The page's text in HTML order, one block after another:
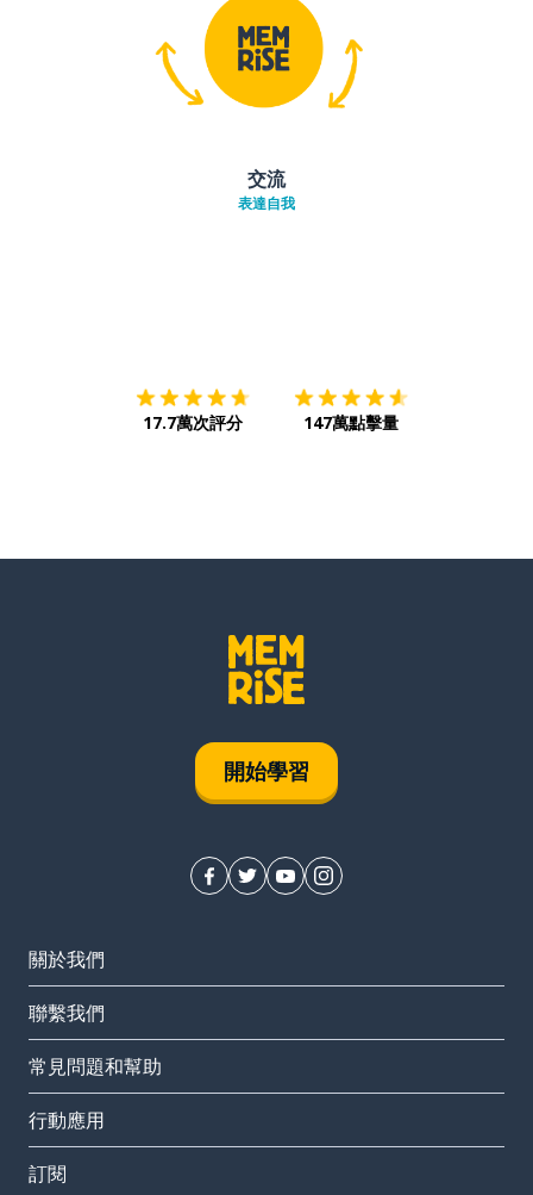
交流
表達自我
17.7萬次評分 147萬點擊量
開始學習
關於我們
聯繫我們
常見問題和幫助
行動應用
訂閱